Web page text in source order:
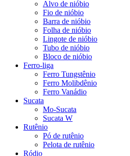
Alvo de nióbio
Fio de nióbio
Barra de nióbio
Folha de nióbio
Lingote de nióbio
Tubo de nióbio
Bloco de nióbio
Ferro-liga
Ferro Tungstênio
Ferro Molibdênio
Ferro Vanádio
Sucata
Mo-Sucata
Sucata W
Rutênio
Pó de rutênio
Pelota de rutênio
Ródio